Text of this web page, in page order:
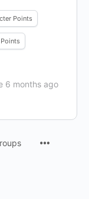
Points
6 months ago